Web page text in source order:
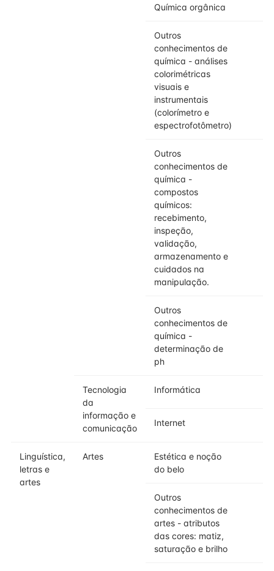
Química orgânica
Outros
conhecimentos de
química - análises
colorimétricas
visuais e
instrumentais
(colorímetro e
espectrofotômetro)
Outros
conhecimentos de
química -
compostos
químicos:
recebimento,
inspeção,
validação,
armazenamento e
cuidados na
manipulação.
Outros
conhecimentos de
química -
determinação de
ph
Tecnologia
da
informação e
comunicação
Informática
Internet
Linguística,
letras e
artes
Artes
Estética e noção
do belo
Outros
conhecimentos de
artes - atributos
das cores: matiz,
saturação e brilho